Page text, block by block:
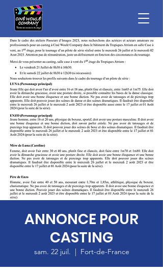
ANNONCE POUR
CASTING
sam. 22 juil.
  |
Fort-de-France